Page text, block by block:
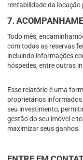
rentabilidade da
7.
Todo mês,
com todas as reservas
incluindo informações
hóspedes, entre outras
Esse relatório é uma
proprietários informados
seu investimento,
gestão do seu imóvel e
maximizar seus ganhos.